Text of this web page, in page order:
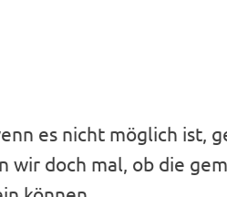
es nicht möglich ist,
wir doch mal, ob die